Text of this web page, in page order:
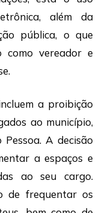
além da
pública, o que
como vereador e
a proibição
ao município,
A decisão
a espaços e
ao seu cargo.
de frequentar os